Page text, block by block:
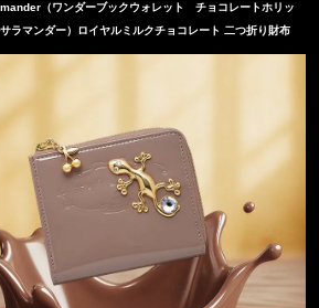
（ワンダーブックウォレット チョコレートホリッ
ラマンダー）ロイヤルミルクチョコレート 二つ折り財布